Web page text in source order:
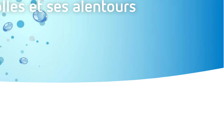
et ses alentours